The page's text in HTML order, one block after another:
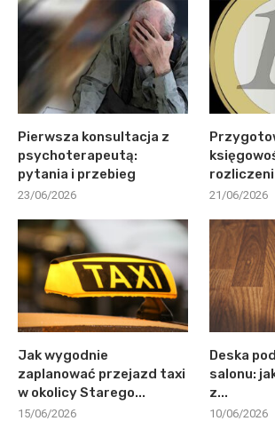
Pierwsza konsultacja z
psychoterapeutą:
pytania i przebieg
23/06/2026 21/06/2026
Jak wygodnie
zaplanować przejazd taxi
w okolicy Starego...
15/06/2026
Deska
salonu:
z...
10/06/2026